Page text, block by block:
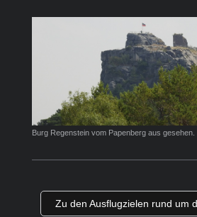
Burg Regenstein vom Papenberg aus gesehen.
Zu den Ausflugzielen rund um